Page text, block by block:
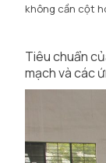
không cần cột
Tiêu chuẩn
mạch và các